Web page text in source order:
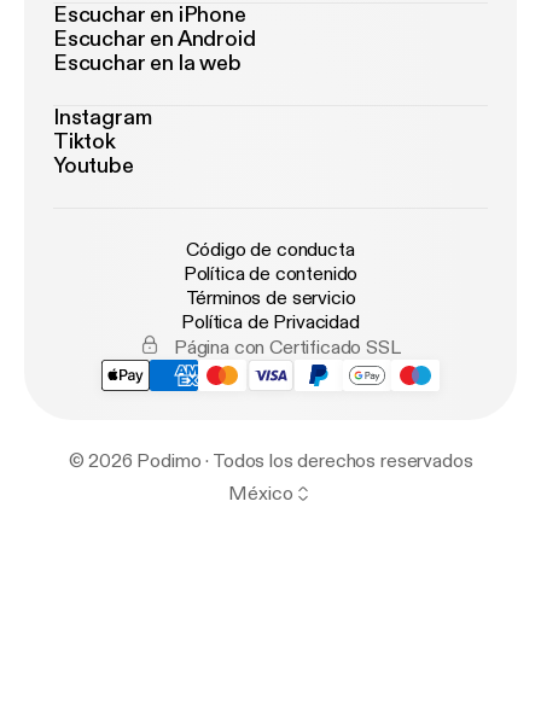
Escuchar en iPhone
Escuchar en Android
Escuchar en la web
Instagram
Tiktok
Youtube
Código de conducta
Política de contenido
Términos de servicio
Política de Privacidad
Página con Certificado SSL
© 2026 Podimo · Todos los derechos reservados
México